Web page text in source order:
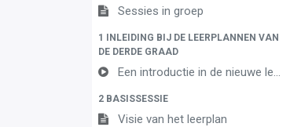
Sessies in groep
1 INLEIDING BIJ DE LEERPLANNEN VAN
DE DERDE GRAAD
Een introductie in de nieuwe leerplannen van de derde graad
2 BASISSESSIE
Visie van het leerplan